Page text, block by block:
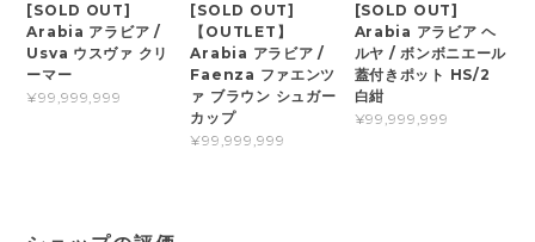
[SOLD OUT]
Arabia アラビア /
Usva ウスヴァ クリ
ーマー
¥99,999,999
[SOLD OUT]
【OUTLET】
Arabia アラビア /
Faenza ファエンツ
ァ ブラウン シュガー
カップ
¥99,999,999
[SOLD OUT]
Arabia アラビア ヘ
ルヤ / ボンボニエール
蓋付きポット HS/2
白紺
¥99,999,999